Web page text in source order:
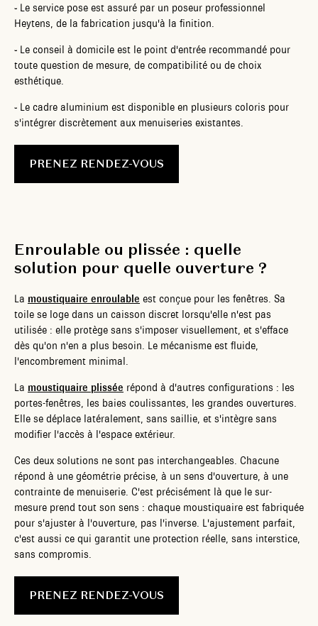
- Le service pose est assuré par un poseur professionnel
Heytens, de la fabrication jusqu'à la finition.
- Le conseil à domicile est le point d'entrée recommandé pour
toute question de mesure, de compatibilité ou de choix
esthétique.
- Le cadre aluminium est disponible en plusieurs coloris pour
s'intégrer discrètement aux menuiseries existantes.
PRENEZ RENDEZ-VOUS
Enroulable ou plissée : quelle
solution pour quelle ouverture ?
La moustiquaire enroulable est conçue pour les fenêtres. Sa
toile se loge dans un caisson discret lorsqu'elle n'est pas
utilisée : elle protège sans s'imposer visuellement, et s'efface
dès qu'on n'en a plus besoin. Le mécanisme est fluide,
l'encombrement minimal.
La moustiquaire plissée répond à d'autres configurations : les
portes-fenêtres, les baies coulissantes, les grandes ouvertures.
Elle se déplace latéralement, sans saillie, et s'intègre sans
modifier l'accès à l'espace extérieur.
Ces deux solutions ne sont pas interchangeables. Chacune
répond à une géométrie précise, à un sens d'ouverture, à une
contrainte de menuiserie. C'est précisément là que le sur-
mesure prend tout son sens : chaque moustiquaire est fabriquée
pour s'ajuster à l'ouverture, pas l'inverse. L'ajustement parfait,
c'est aussi ce qui garantit une protection réelle, sans interstice,
sans compromis.
PRENEZ RENDEZ-VOUS